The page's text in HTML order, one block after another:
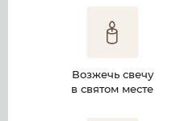
Возжечь свечу
в святом месте